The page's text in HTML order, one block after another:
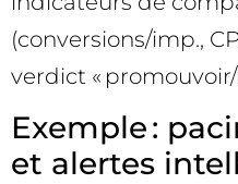
(conversions/imp.,
verdict «
Exemple :
et alertes